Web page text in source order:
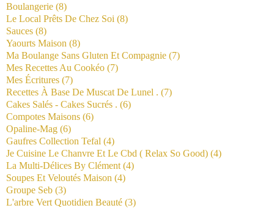
Boulangerie (8)
Le Local Prêts De Chez Soi (8)
Sauces (8)
Yaourts Maison (8)
Ma Boulange Sans Gluten Et Compagnie (7)
Mes Recettes Au Cookéo (7)
Mes Écritures (7)
Recettes À Base De Muscat De Lunel . (7)
Cakes Salés - Cakes Sucrés . (6)
Compotes Maisons (6)
Opaline-Mag (6)
Gaufres Collection Tefal (4)
Je Cuisine Le Chanvre Et Le Cbd ( Relax So Good) (4)
La Multi-Délices By Clément (4)
Soupes Et Veloutés Maison (4)
Groupe Seb (3)
L'arbre Vert Quotidien Beauté (3)